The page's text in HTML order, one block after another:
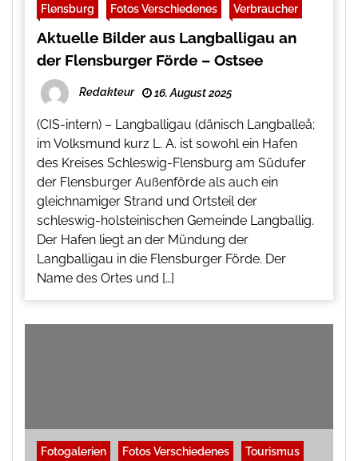
Flensburg Fotos Verschiedenes Verbraucher
Aktuelle Bilder aus Langballigau an
der Flensburger Förde – Ostsee
Redakteur 16. August 2025
(CIS-intern) – Langballigau (dänisch Langballeå;
im Volksmund kurz L. A. ist sowohl ein Hafen
des Kreises Schleswig-Flensburg am Südufer
der Flensburger Außenförde als auch ein
gleichnamiger Strand und Ortsteil der
schleswig-holsteinischen Gemeinde Langballig.
Der Hafen liegt an der Mündung der
Langballigau in die Flensburger Förde. Der
Name des Ortes und […]
Fotogalerien Fotos Verschiedenes
Tourismus